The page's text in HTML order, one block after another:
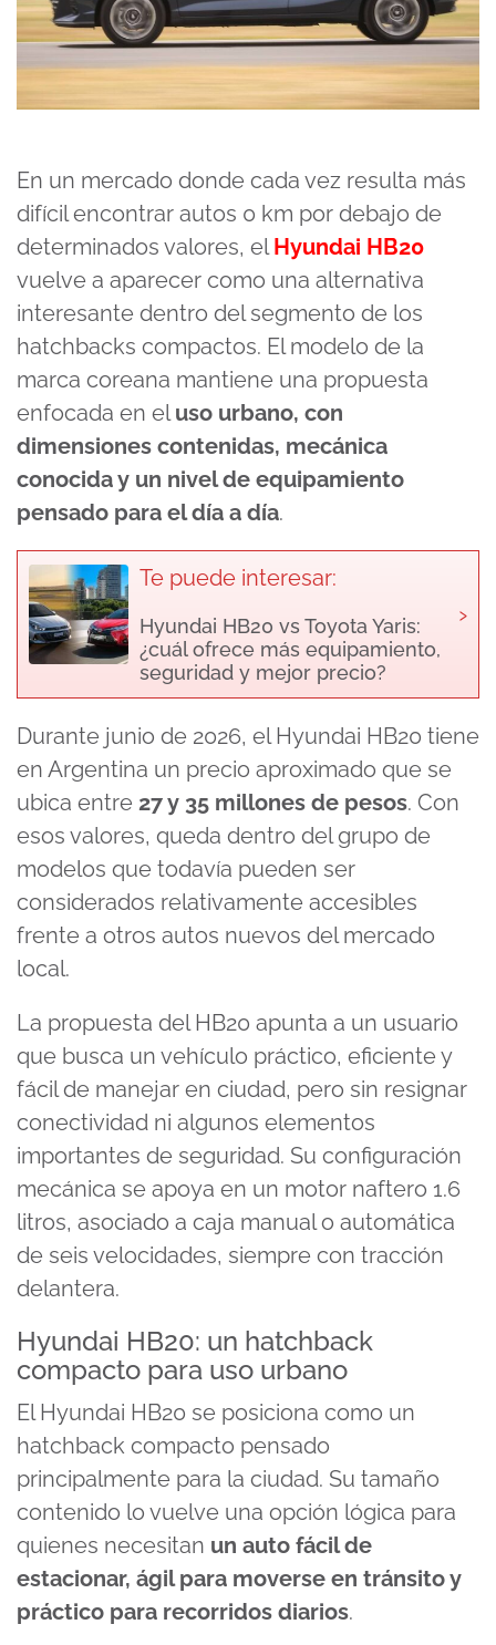
En un mercado donde cada vez resulta más
difícil encontrar autos 0 km por debajo de
determinados valores, elHyundai HB20
vuelve a aparecer como una alternativa
interesante dentro del segmento de los
hatchbacks compactos. El modelo de la
marca coreana mantiene una propuesta
enfocada en eluso urbano, con
dimensiones contenidas, mecánica
conocida y un nivel de equipamiento
pensado para el día a día.
Te puede interesar:
Hyundai HB20 vs Toyota Yaris:
¿cuál ofrece más equipamiento,
seguridad y mejor precio?
›
Durante junio de 2026, el Hyundai HB20 tiene
en Argentina un precio aproximado que se
ubica entre 27 y 35 millones de pesos. Con
esos valores, queda dentro del grupo de
modelos que todavía pueden ser
considerados relativamente accesibles
frente a otros autos nuevos del mercado
local.
La propuesta del HB20 apunta a un usuario
que busca un vehículo práctico, eficiente y
fácil de manejar en ciudad, pero sin resignar
conectividad ni algunos elementos
importantes de seguridad. Su configuración
mecánica se apoya en un motor naftero 1.6
litros, asociado a caja manual o automática
de seis velocidades, siempre con tracción
delantera.
Hyundai HB20: un hatchback
compacto para uso urbano
El Hyundai HB20 se posiciona como un
hatchback compacto pensado
principalmente para la ciudad. Su tamaño
contenido lo vuelve una opción lógica para
quienes necesitan un auto fácil de
estacionar, ágil para moverse en tránsito y
práctico para recorridos diarios.